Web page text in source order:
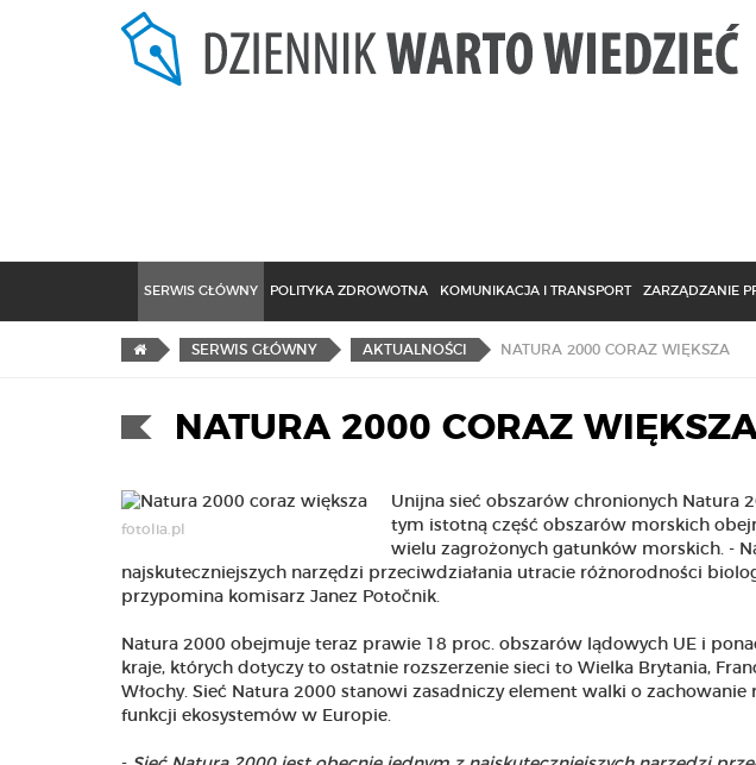
SERWIS GŁÓWNY POLITYKA ZDROWOTNA KOMUNIKACJA I TRANSPORT ZARZĄDZANIE
SERWIS GŁÓWNY AKTUALNOŚCI NATURA 2000 CORAZ WIĘKSZA
NATURA 2000 CORAZ
fotolia.pl
Unijna sieć obszarów chronionych Natura
tym istotną część obszarów morskich
wielu zagrożonych gatunków morskich. -
najskuteczniejszych narzędzi przeciwdziałania utracie różnorodności
przypomina komisarz Janez Potočnik.
Natura 2000 obejmuje teraz prawie 18 proc. obszarów lądowych UE i
kraje, których dotyczy to ostatnie rozszerzenie sieci to Wielka Brytania,
Włochy. Sieć Natura 2000 stanowi zasadniczy element walki o
funkcji ekosystemów w Europie.